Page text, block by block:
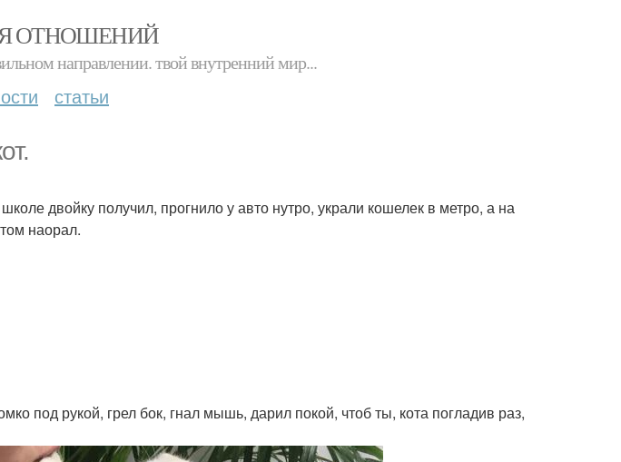
ОТНОШЕНИЙ
направлении. твой внутренний мир...
статьи
двойку получил, прогнило у авто нутро, украли кошелек в метро, а на
наорал.
под рукой, грел бок, гнал мышь, дарил покой, чтоб ты, кота погладив раз,